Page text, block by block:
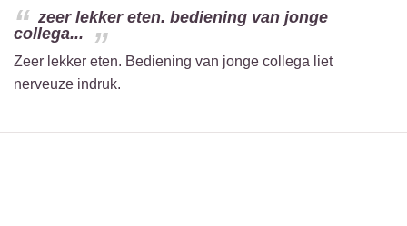
zeer lekker eten. bediening van jonge
collega...
Zeer lekker eten. Bediening van jonge collega liet
nerveuze indruk.